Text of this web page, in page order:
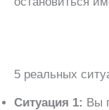
5 реальных
Ситуация 1: Вы